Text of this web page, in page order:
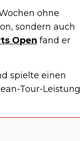
ohne
sondern auch
Open fand er
spielte einen
Tour-Leistung